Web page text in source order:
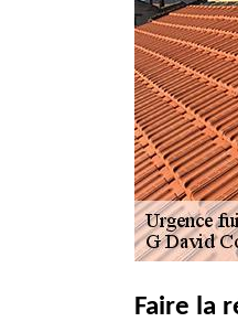
Faire la